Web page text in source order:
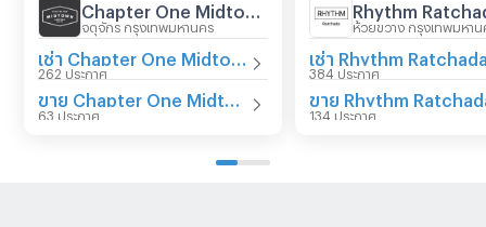
จตุจักร กรุงเทพมหานคร
262 ประกาศ
63 ประกาศ
Rhythm
ห้วยขวาง กรุงเทพมหาน
เช่า Rhythm
384 ประกาศ
ขาย Rhythm
134 ประกาศ